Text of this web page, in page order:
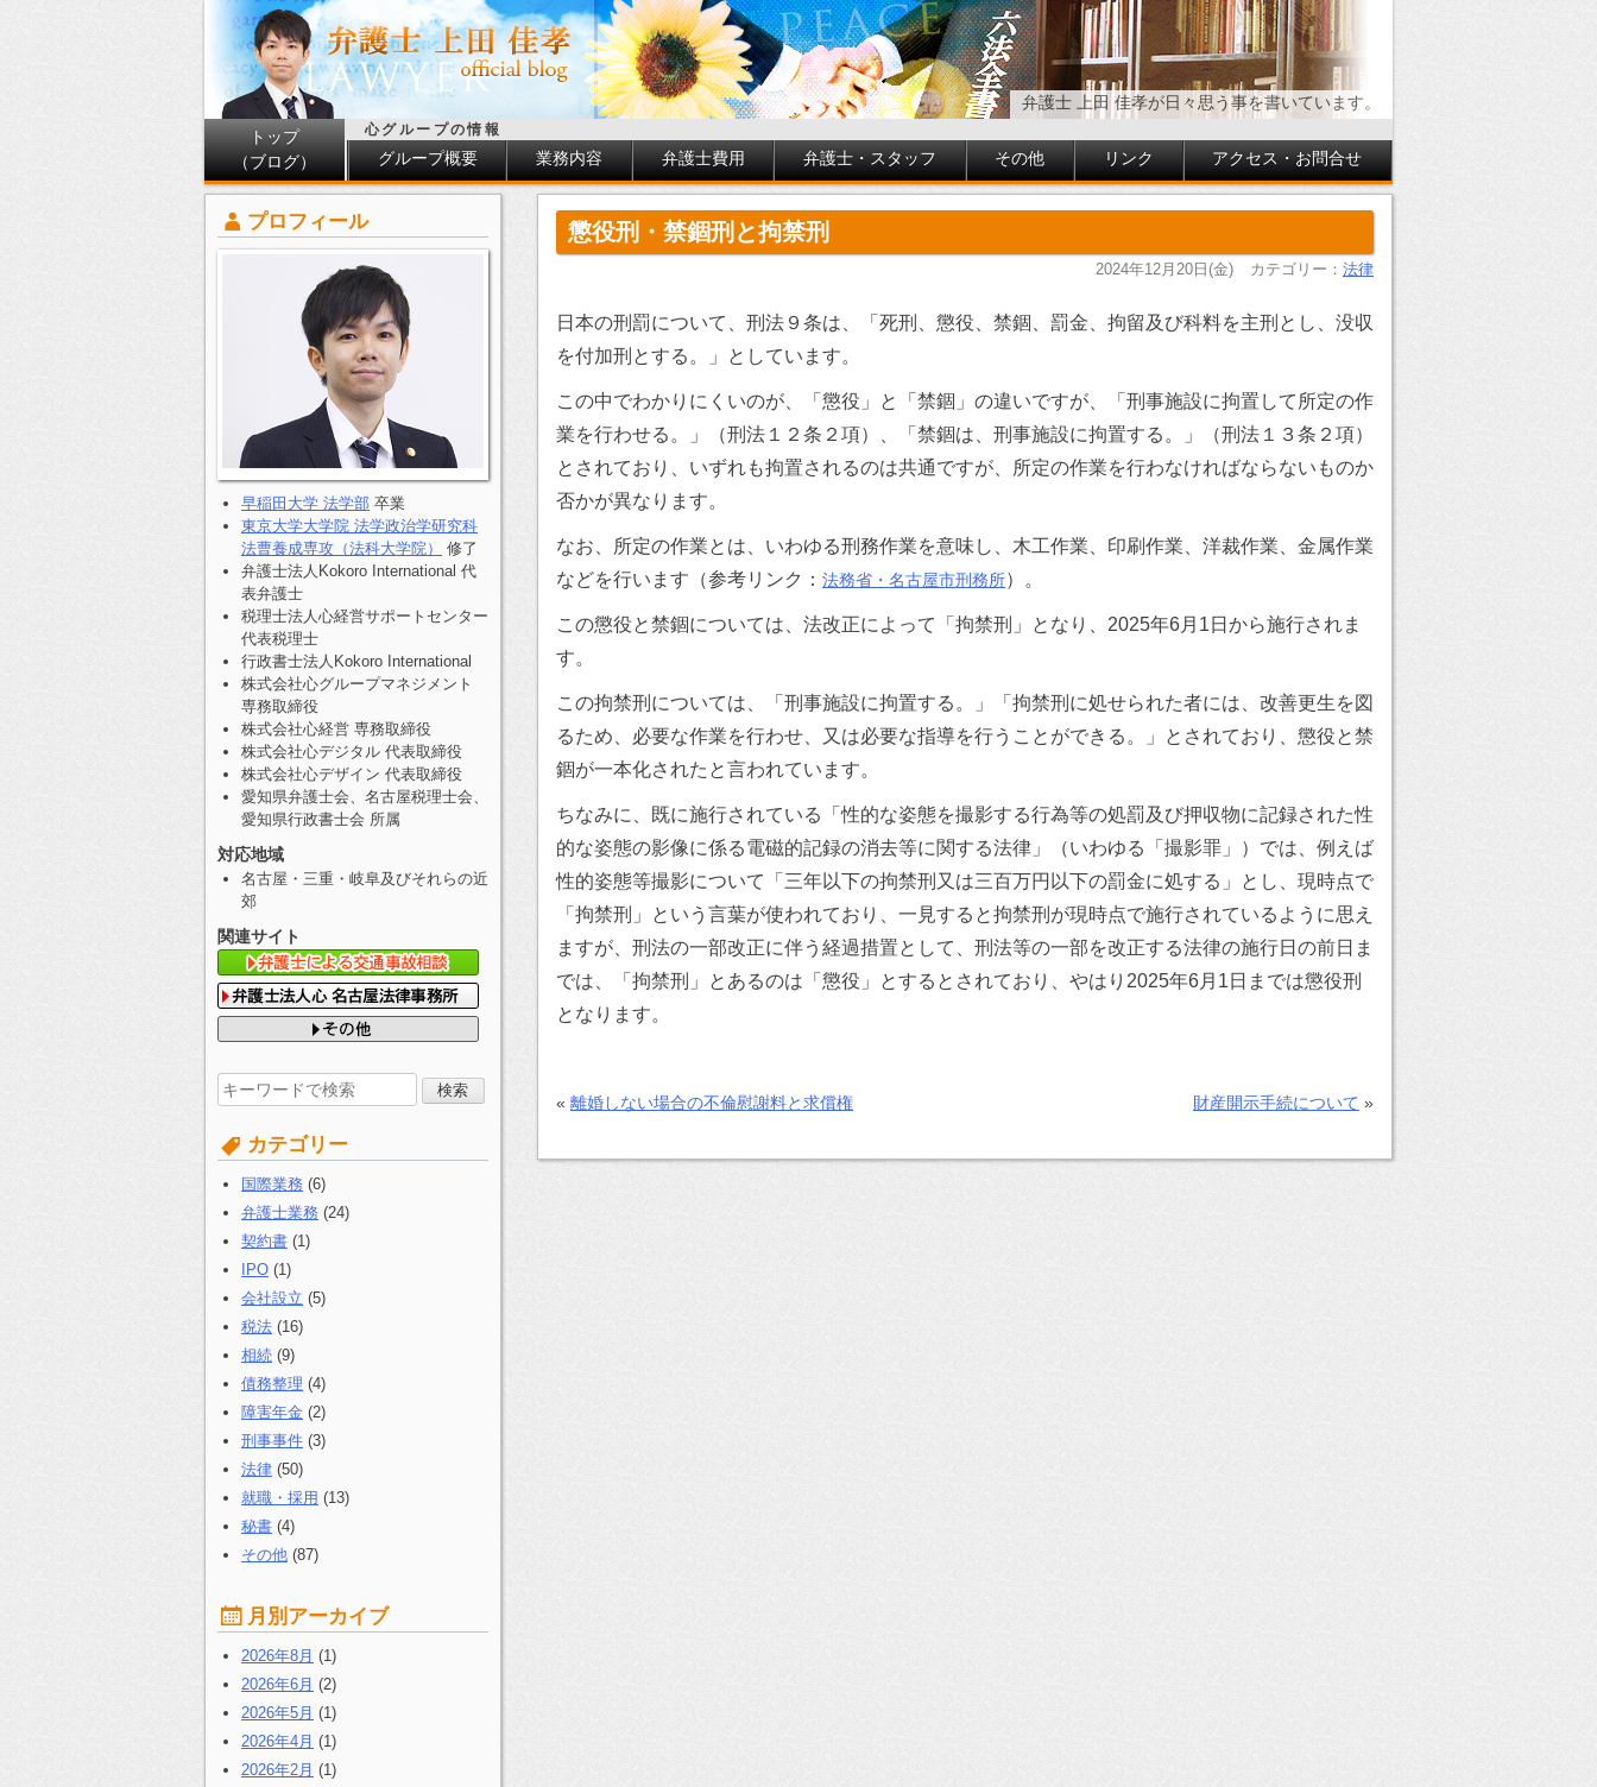
弁護士 上田 佳孝が日々思う事を書いています。
トップ
（ブログ）
心グループの情報
グループ概要 業務内容 弁護士費用 弁護士・スタッフ その他 リンク アクセス・お問合せ
懲役刑・禁錮刑と拘禁刑
2024年12月20日(金) カテゴリー： 法律
日本の刑罰について、刑法９条は、「死刑、懲役、禁錮、罰金、拘留及び科料を主刑とし、没収
を付加刑とする。」としています。
この中でわかりにくいのが、「懲役」と「禁錮」の違いですが、「刑事施設に拘置して所定の作
業を行わせる。」（刑法１２条２項）、「禁錮は、刑事施設に拘置する。」（刑法１３条２項）
とされており、いずれも拘置されるのは共通ですが、所定の作業を行わなければならないものか
否かが異なります。
なお、所定の作業とは、いわゆる刑務作業を意味し、木工作業、印刷作業、洋裁作業、金属作業
などを行います（参考リンク： 法務省・名古屋市刑務所）。
この懲役と禁錮については、法改正によって「拘禁刑」となり、2025年6月1日から施行されま
す。
この拘禁刑については、「刑事施設に拘置する。」「拘禁刑に処せられた者には、改善更生を図
るため、必要な作業を行わせ、又は必要な指導を行うことができる。」とされており、懲役と禁
錮が一本化されたと言われています。
ちなみに、既に施行されている「性的な姿態を撮影する行為等の処罰及び押収物に記録された性
的な姿態の影像に係る電磁的記録の消去等に関する法律」（いわゆる「撮影罪」）では、例えば
性的姿態等撮影について「三年以下の拘禁刑又は三百万円以下の罰金に処する」とし、現時点で
「拘禁刑」という言葉が使われており、一見すると拘禁刑が現時点で施行されているように思え
ますが、刑法の一部改正に伴う経過措置として、刑法等の一部を改正する法律の施行日の前日ま
では、「拘禁刑」とあるのは「懲役」とするとされており、やはり2025年6月1日までは懲役刑
となります。
« 離婚しない場合の不倫慰謝料と求償権 財産開示手続について »
プロフィール
早稲田大学 法学部 卒業
東京大学大学院 法学政治学研究科
法曹養成専攻（法科大学院）
修了
弁護士法人Kokoro International 代
表弁護士
税理士法人心経営サポートセンター
代表税理士
行政書士法人Kokoro International
株式会社心グループマネジメント
専務取締役
株式会社心経営 専務取締役
株式会社心デジタル 代表取締役
株式会社心デザイン 代表取締役
愛知県弁護士会、名古屋税理士会、
愛知県行政書士会 所属
対応地域
名古屋・三重・岐阜及びそれらの近
郊
関連サイト
検
索
す
る:
カテゴリー
国際業務 (6)
弁護士業務 (24)
契約書 (1)
IPO (1)
会社設立 (5)
税法 (16)
相続 (9)
債務整理 (4)
障害年金 (2)
刑事事件 (3)
法律 (50)
就職・採用 (13)
秘書 (4)
その他 (87)
月別アーカイブ
2026年8月 (1)
2026年6月 (2)
2026年5月 (1)
2026年4月 (1)
2026年2月 (1)